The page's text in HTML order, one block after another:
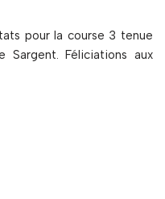
pour la course 3 tenue
Féliciations aux